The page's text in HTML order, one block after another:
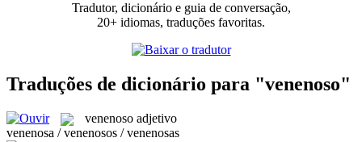
Tradutor, dicionário e guia de conversação,
20+ idiomas, traduções favoritas.
Traduções de dicionário para "venenoso"
venenoso adjetivo
venenosa / venenosos / venenosas